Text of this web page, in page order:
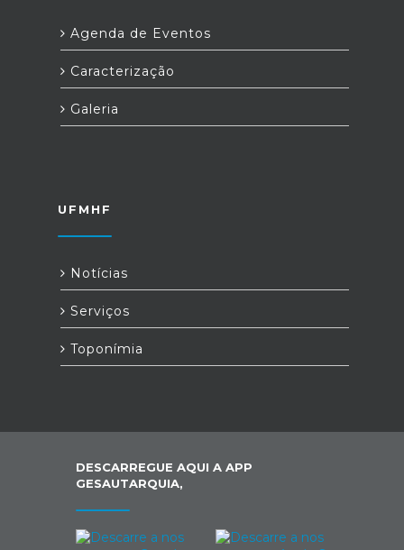
Agenda de Eventos
Caracterização
Galeria
UFMHF
Notícias
Serviços
Toponímia
DESCARREGUE AQUI A APP
GESAUTARQUIA,